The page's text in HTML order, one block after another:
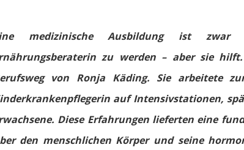
medizinische Ausbildung ist zwar
zu werden – aber sie
von Ronja Käding. Sie arbeitete
auf Intensivstationen,
Diese Erfahrungen lieferten eine
den menschlichen Körper und seine